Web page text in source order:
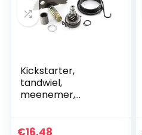
Kickstarter,
tandwiel,
meenemer,
China, 4-takt